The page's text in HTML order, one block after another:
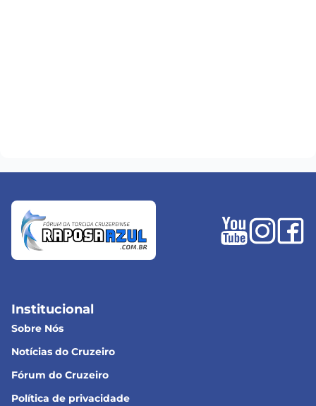
Institucional
Sobre Nós
Notícias do Cruzeiro
Fórum do Cruzeiro
Política de privacidade